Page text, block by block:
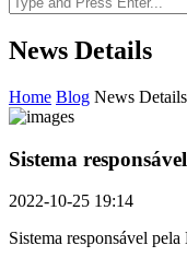
News Details
Home Blog News Details
Sistema
2022-10-25 19:14
Sistema responsável